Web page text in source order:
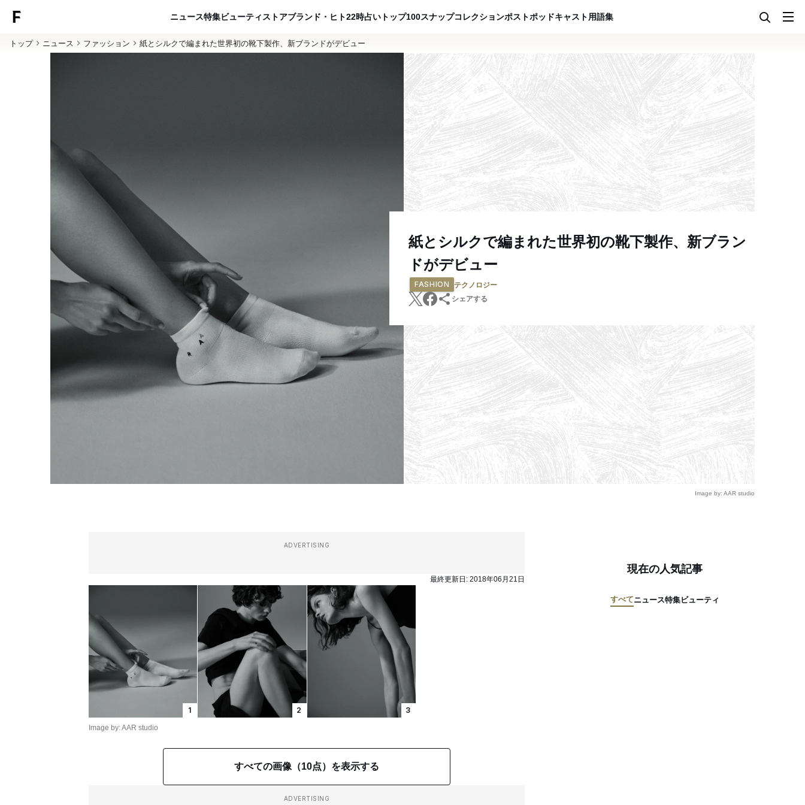
ニュース特集ビューティ ストアブランド・ヒト22時占い トップ100スナップコレクションポストポッドキャスト用語集
トップ ニュース ファッション 紙とシルクで編まれた世界初の靴下製作、新ブランドがデビュー
紙とシルクで編まれた世界初の靴下製作、新ブラン
ドがデビュー
FASHION
テクノロジー
シェアする
Image by: AAR studio
ADVERTISING
最終更新日: 2018年06月21日
1
Image by: AAR studio
2 3
すべての画像（10点）を表示する
ADVERTISING
現在の人気記事
すべてニュース特集ビューティ